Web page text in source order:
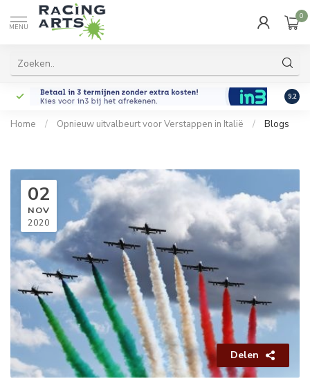
MENU
0
9.2
Home / Opnieuw uitvalbeurt voor Verstappen in Italië / Blogs
02
NOV
2020
Delen